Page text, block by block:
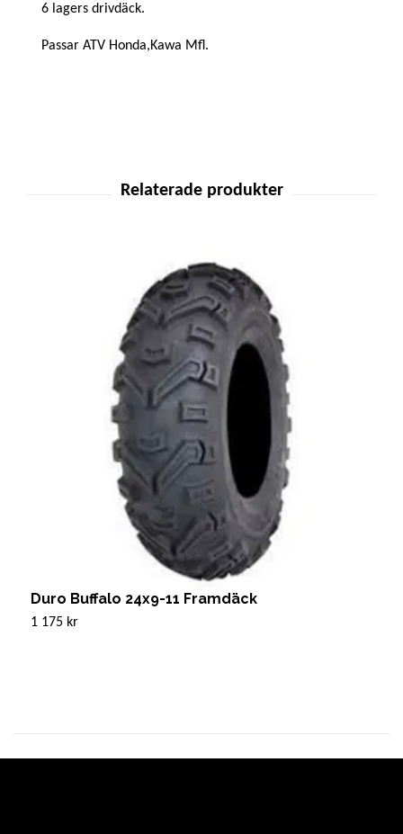
6 lagers drivdäck.
Passar ATV Honda,Kawa Mfl.
Duro Buffalo 24x9-11 Framdäck
1 175 kr